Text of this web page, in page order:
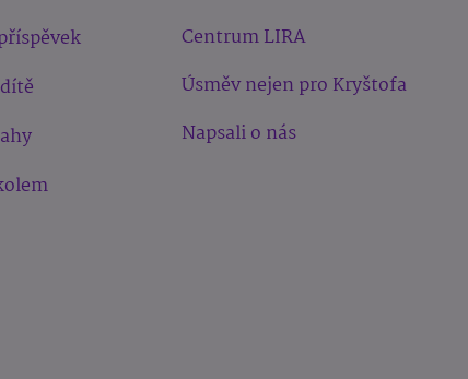
Centrum LIRA
Úsměv nejen pro Kryštofa
Napsali o nás